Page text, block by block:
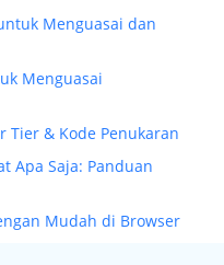
Menguasai dan
Menguasai
Tier & Kode Penukaran
Apa Saja: Panduan
Mudah di Browser